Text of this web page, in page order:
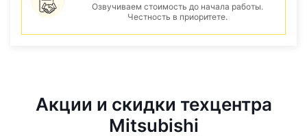
Озвучиваем стоимость до начала работы.
Честность в приоритете.
Акции и скидки техцентра
Mitsubishi